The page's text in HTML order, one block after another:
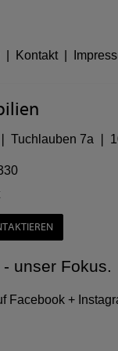
Kontakt
Tuchlauben 7a ❘
unser Fokus.
Facebook +